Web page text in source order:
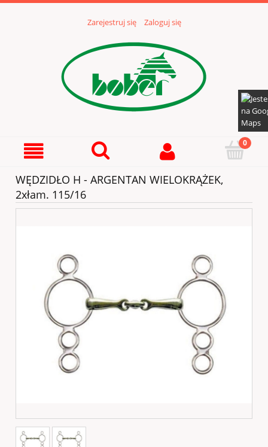
Zarejestruj się Zaloguj się
WĘDZIDŁO H - ARGENTAN WIELOKRĄŻEK,
2xłam. 115/16